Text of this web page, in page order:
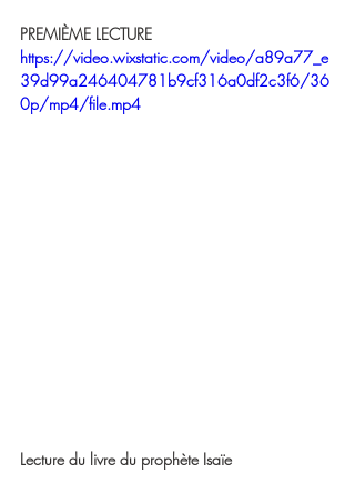
PREMIÈME LECTURE
https://video.wixstatic.com/video/a89a77_e
39d99a246404781b9cf316a0df2c3f6/36
0p/mp4/file.mp4
Lecture du livre du prophète Isaïe